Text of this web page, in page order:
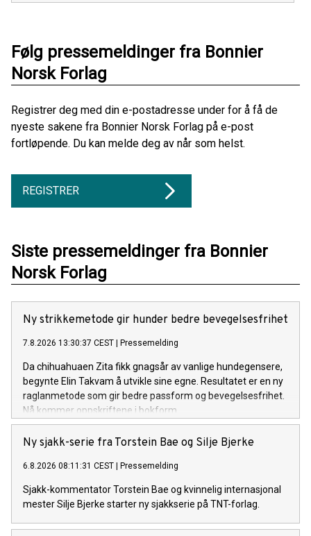
Følg pressemeldinger fra Bonnier
Norsk Forlag
Registrer deg med din e-postadresse under for å få de
nyeste sakene fra Bonnier Norsk Forlag på e-post
fortløpende. Du kan melde deg av når som helst.
REGISTRER
Siste pressemeldinger fra Bonnier
Norsk Forlag
Ny strikkemetode gir hunder bedre bevegelsesfrihet
7.8.2026 13:30:37 CEST Pressemelding
Da chihuahuaen Zita fikk gnagsår av vanlige hundegensere,
begynte Elin Takvam å utvikle sine egne. Resultatet er en ny
raglanmetode som gir bedre passform og bevegelsesfrihet.
Nå kommer oppskriftene i bokform.
Ny sjakk-serie fra Torstein Bae og Silje Bjerke
6.8.2026 08:11:31 CEST Pressemelding
Sjakk-kommentator Torstein Bae og kvinnelig internasjonal
mester Silje Bjerke starter ny sjakkserie på TNT-forlag.